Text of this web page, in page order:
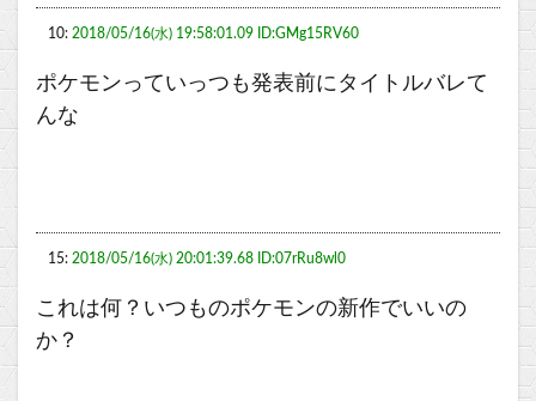
10: 2018/05/16(水) 19:58:01.09 ID:GMg15RV60
ポケモンっていっつも発表前にタイトルバレて
んな
15: 2018/05/16(水) 20:01:39.68 ID:07rRu8wl0
これは何？いつものポケモンの新作でいいの
か？